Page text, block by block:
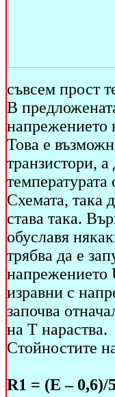
съвсем прост
В
напрежението
Това е
транзистори,
Схемата, така
става така.
обуславя
трябва да е
напрежението
изравни с
започва
на Т нараства.
Стойностите
R1 = (E – 0,6)/